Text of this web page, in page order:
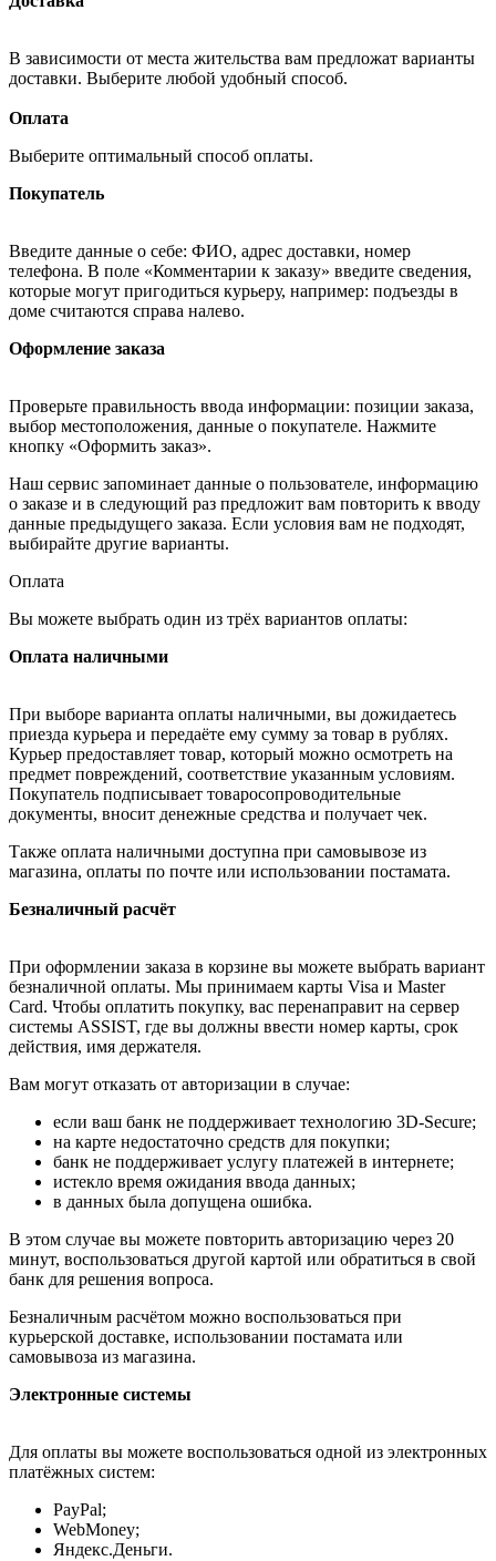
В зависимости от места жительства вам предложат варианты
доставки. Выберите любой удобный способ.
Оплата
Выберите оптимальный способ оплаты.
Покупатель
Введите данные о себе: ФИО, адрес доставки, номер
телефона. В поле «Комментарии к заказу» введите сведения,
которые могут пригодиться курьеру, например: подъезды в
доме считаются справа налево.
Оформление заказа
Проверьте правильность ввода информации: позиции заказа,
выбор местоположения, данные о покупателе. Нажмите
кнопку «Оформить заказ».
Наш сервис запоминает данные о пользователе, информацию
о заказе и в следующий раз предложит вам повторить к вводу
данные предыдущего заказа. Если условия вам не подходят,
выбирайте другие варианты.
Оплата
Вы можете выбрать один из трёх вариантов оплаты:
Оплата наличными
При выборе варианта оплаты наличными, вы дожидаетесь
приезда курьера и передаёте ему сумму за товар в рублях.
Курьер предоставляет товар, который можно осмотреть на
предмет повреждений, соответствие указанным условиям.
Покупатель подписывает товаросопроводительные
документы, вносит денежные средства и получает чек.
Также оплата наличными доступна при самовывозе из
магазина, оплаты по почте или использовании постамата.
Безналичный расчёт
При оформлении заказа в корзине вы можете выбрать вариант
безналичной оплаты. Мы принимаем карты Visa и Master
Card. Чтобы оплатить покупку, вас перенаправит на сервер
системы ASSIST, где вы должны ввести номер карты, срок
действия, имя держателя.
Вам могут отказать от авторизации в случае:
если ваш банк не поддерживает технологию 3D-Secure;
на карте недостаточно средств для покупки;
банк не поддерживает услугу платежей в интернете;
истекло время ожидания ввода данных;
в данных была допущена ошибка.
В этом случае вы можете повторить авторизацию через 20
минут, воспользоваться другой картой или обратиться в свой
банк для решения вопроса.
Безналичным расчётом можно воспользоваться при
курьерской доставке, использовании постамата или
самовывоза из магазина.
Электронные системы
Для оплаты вы можете воспользоваться одной из электронных
платёжных систем:
PayPal;
WebMoney;
Яндекс.Деньги.